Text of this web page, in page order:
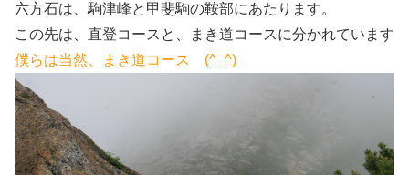
六方石は、駒津峰と甲斐駒の鞍部にあたります。
この先は、直登コースと、まき道コースに分かれています
僕らは当然、まき道コース (^_^)